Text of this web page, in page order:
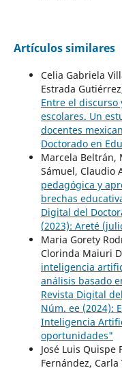
Artículos similares
Celia Gabriela
Estrada
Entre el discurso
escolares. Un
docentes
Doctorado en
Marcela Beltrán,
Sámuel, Claudio
pedagógica y
brechas
Digital del
(2023): Areté
Maria Gorety
Clorinda Maiuri
inteligencia
análisis basado
Revista Digital
Núm. ee (2024):
Inteligencia
oportunidades"
José Luis
Fernández, Carla